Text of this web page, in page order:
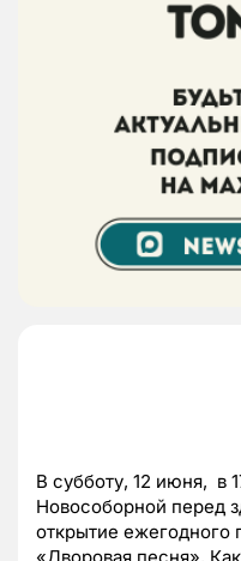
В субботу, 12 июня, в
Новособорной перед
открытие ежегодного